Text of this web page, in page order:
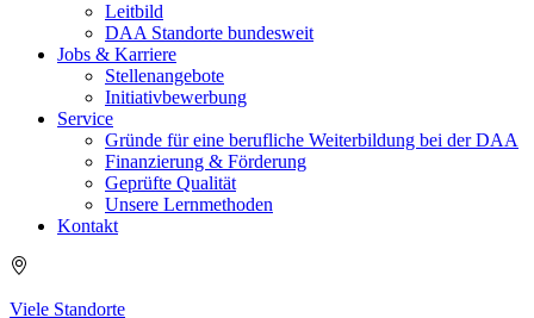
Leitbild
DAA Standorte bundesweit
Jobs & Karriere
Stellenangebote
Initiativbewerbung
Service
Gründe für eine berufliche Weiterbildung bei der DAA
Finanzierung & Förderung
Geprüfte Qualität
Unsere Lernmethoden
Kontakt
Viele Standorte